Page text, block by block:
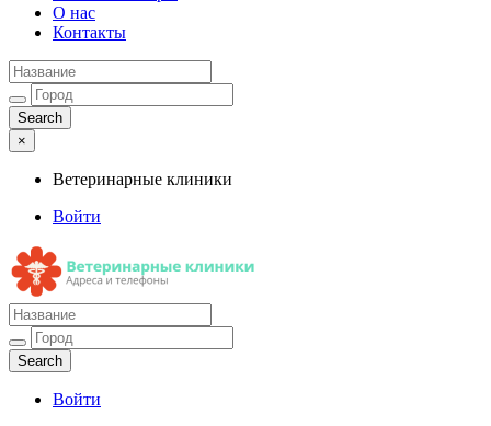
О нас
Контакты
×
Ветеринарные клиники
Войти
Ветеринарные клиники
Адреса и телефоны
Войти